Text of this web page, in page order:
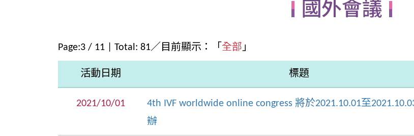
國外會議
Page:3 / 11 | Total: 81／目前顯示：「 全部 」
活動日期 標題
2021/10/01
4th IVF worldwide online congress 將於2021.10.01至
辦